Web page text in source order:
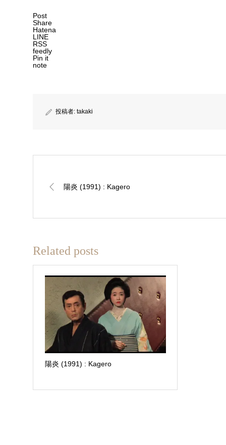
Post
Share
Hatena
LINE
RSS
feedly
Pin it
note
投稿者: takaki
陽炎 (1991) : Kagero
Related posts
陽炎 (1991) : Kagero